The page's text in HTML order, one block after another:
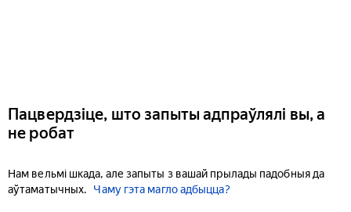
Пацвердзіце, што запыты адпраўлялі вы, а
не робат
Нам вельмі шкада, але запыты з вашай прылады падобныя да
аўтаматычных.
Чаму гэта магло адбыцца?